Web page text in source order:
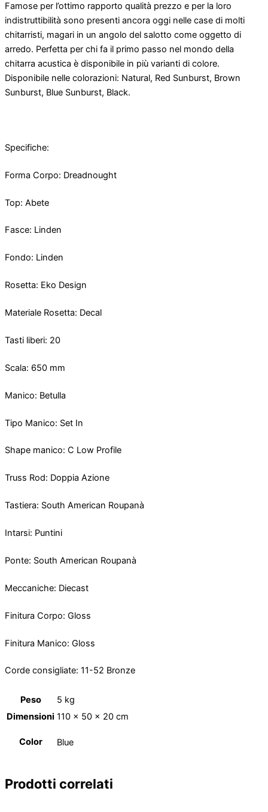
Famose per l’ottimo rapporto qualità prezzo e per la loro
indistruttibilità sono presenti ancora oggi nelle case di molti
chitarristi, magari in un angolo del salotto come oggetto di
arredo. Perfetta per chi fa il primo passo nel mondo della
chitarra acustica è disponibile in più varianti di colore.
Disponibile nelle colorazioni: Natural, Red Sunburst, Brown
Sunburst, Blue Sunburst, Black.
Specifiche:
Forma Corpo: Dreadnought
Top: Abete
Fasce: Linden
Fondo: Linden
Rosetta: Eko Design
Materiale Rosetta: Decal
Tasti liberi: 20
Scala: 650 mm
Manico: Betulla
Tipo Manico: Set In
Shape manico: C Low Profile
Truss Rod: Doppia Azione
Tastiera: South American Roupanà
Intarsi: Puntini
Ponte: South American Roupanà
Meccaniche: Diecast
Finitura Corpo: Gloss
Finitura Manico: Gloss
Corde consigliate: 11-52 Bronze
Peso
5 kg
Dimensioni 110 × 50 × 20 cm
Color Blue
Prodotti correlati